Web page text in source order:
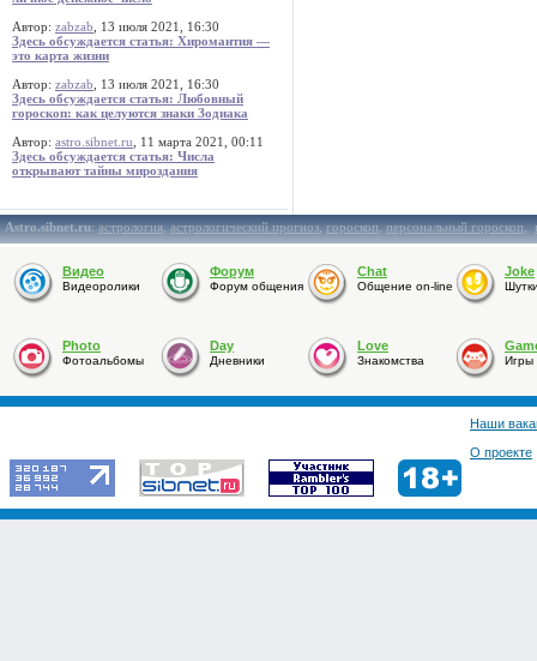
Автор: zabzab , 13 июля 2021, 16:30
Здесь обсуждается статья: Хиромантия —
это карта жизни
Автор: zabzab , 13 июля 2021, 16:30
Здесь обсуждается статья: Любовный
гороскоп: как целуются знаки Зодиака
Автор: astro.sibnet.ru , 11 марта 2021, 00:11
Здесь обсуждается статья: Числа
открывают тайны мироздания
Astro.sibnet.ru:астрология,астрологический прогноз,гороскоп,персональный гороскоп,
Видео
Видеоролики
Форум
Форум общения
Chat
Общение on-line
Joke
Photo
Фотоальбомы
Day
Дневники
Love
Знакомства Игры
Наши
О проекте